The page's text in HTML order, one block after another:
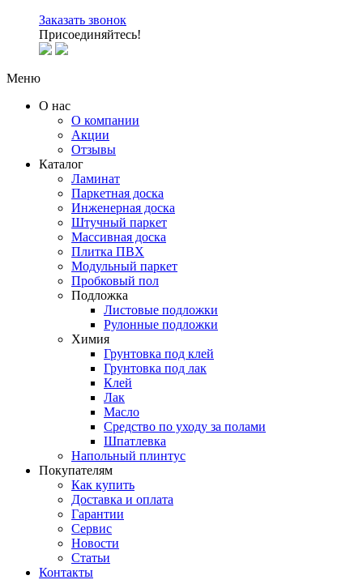
Заказать звонок
Присоединяйтесь!
Меню
О нас
О компании
Акции
Отзывы
Каталог
Ламинат
Паркетная доска
Инженерная доска
Штучный паркет
Массивная доска
Плитка ПВХ
Модульный паркет
Пробковый пол
Подложка
Листовые подложки
Рулонные подложки
Химия
Грунтовка под клей
Грунтовка под лак
Клей
Лак
Масло
Средство по уходу за полами
Шпатлевка
Напольный плинтус
Покупателям
Как купить
Доставка и оплата
Гарантии
Сервис
Новости
Статьи
Контакты